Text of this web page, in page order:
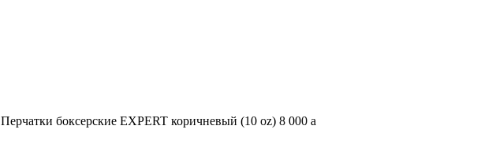
Перчатки боксерские EXPERT коричневый (10 oz) 8 000 a